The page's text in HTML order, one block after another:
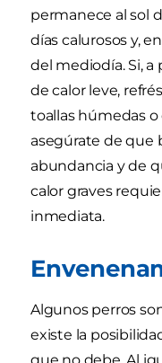
permanece al sol
días calurosos y,
del mediodía. Si,
de calor leve,
toallas húmedas
asegúrate de que
abundancia y de
calor graves
inmediata.
Algunos perros
existe la